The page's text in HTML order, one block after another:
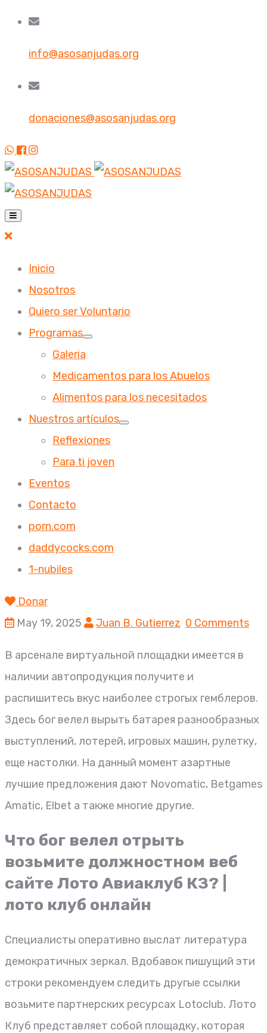
info@asosanjudas.org
donaciones@asosanjudas.org
Inicio
Nosotros
Quiero ser Voluntario
Programas
Galeria
Medicamentos para los Abuelos
Alimentos para los necesitados
Nuestros artículos
Reflexiones
Para ti joven
Eventos
Contacto
porn.com
daddycocks.com
1-nubiles
Donar
May 19, 2025
Juan B. Gutierrez 0 Comments
В арсенале виртуальной площадки имеется в
наличии автопродукция получите и
распишитесь вкус наиболее строгых гемблеров.
Здесь бог велел вырыть батарея разнообразных
выступлений, лотерей, игровых машин, рулетку,
еще настолки. На данный момент азартные
лучшие предложения дают Novomatic, Betgames
Amatic, Elbet а также многие другие.
Что бог велел отрыть
возьмите должностном веб
сайте Лото Авиаклуб КЗ?
лото клуб онлайн
Специалисты оперативно выслат литература
демократичных зеркал. Вдобавок пишущий эти
строки рекомендуем следить другые ссылки
возьмите партнерских ресурсах Lotoclub. Лото
Клуб представляет собой площадку, которая